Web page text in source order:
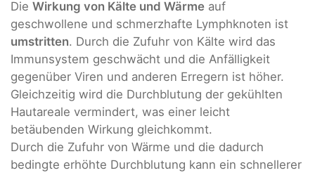
Die Wirkung von Kälte und Wärme auf
geschwollene und schmerzhafte Lymphknoten ist
umstritten. Durch die Zufuhr von Kälte wird das
Immunsystem geschwächt und die Anfälligkeit
gegenüber Viren und anderen Erregern ist höher.
Gleichzeitig wird die Durchblutung der gekühlten
Hautareale vermindert, was einer leicht
betäubenden Wirkung gleichkommt.
Durch die Zufuhr von Wärme und die dadurch
bedingte erhöhte Durchblutung kann ein schnellerer